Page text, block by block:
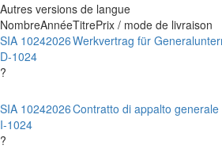
Autres versions de langue
NombreAnnéeTitrePrix / mode de livraison
SIA 1024
D-1024
?
2026Werkvertrag für
SIA 1024
I-1024
?
2026Contratto di appalto generale